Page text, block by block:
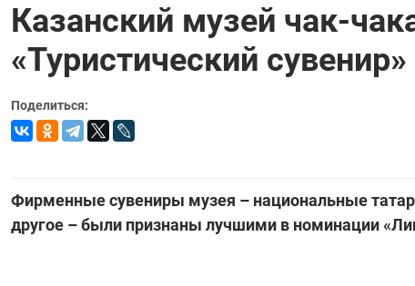
Казанский музей чак-
«Туристический сувенир»
Поделиться:
Фирменные сувениры музея – национальные
другое – были признаны лучшими в номинации